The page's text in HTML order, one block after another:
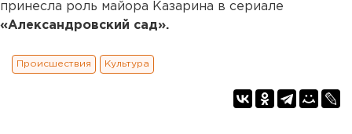
принесла роль майора Казарина в сериале
«Александровский сад».
Происшествия Культура